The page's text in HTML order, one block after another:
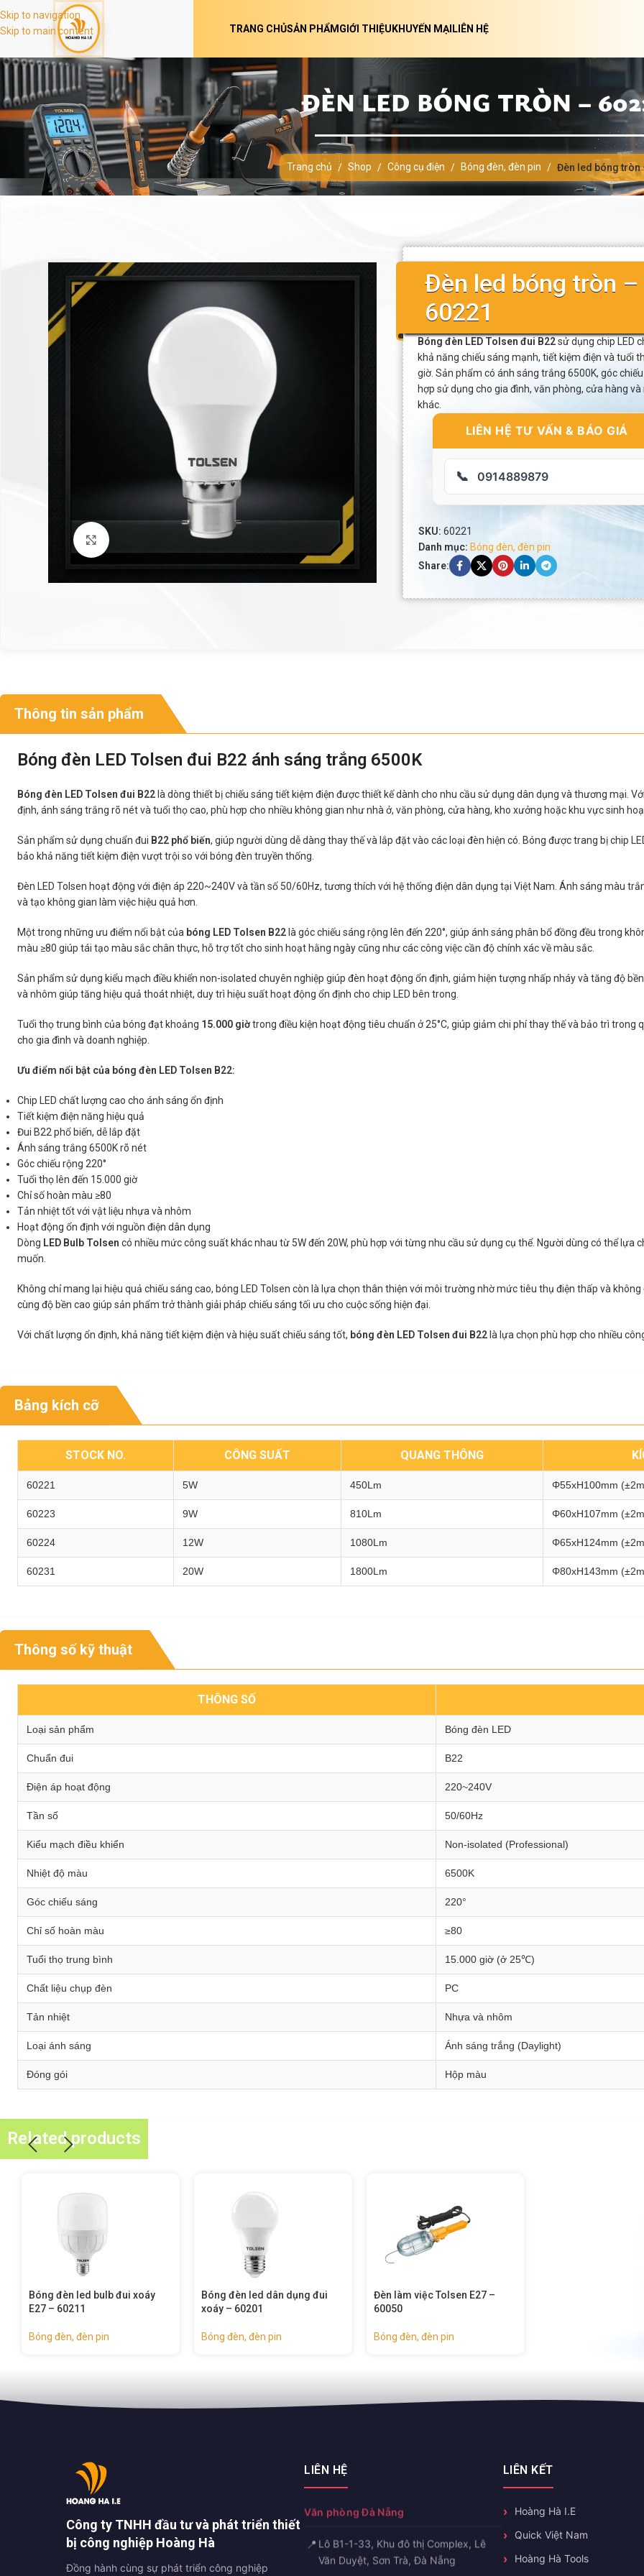
Skip to navigation
Skip to main content
TRANG CHỦSẢN PHẨMGIỚI THIỆUKHUYẾN MẠILIÊN HỆ
ĐÈN LED BÓNG TRÒN –
Trang chủ / Shop / Công cụ điện / Bóng đèn, đèn pin / Đèn led bóng tròn
Đèn led bóng tròn –
60221
Bóng đèn LED Tolsen đui B22sử dụng chip LED
khả năng chiếu sáng mạnh, tiết kiệm điện và tuổi
giờ. Sản phẩm có ánh sáng trắng 6500K, góc
hợp sử dụng cho gia đình, văn phòng, cửa hàng
khác.
LIÊN HỆ TƯ VẤN & BÁO GIÁ
📞 0914889879
SKU: 60221
Danh mục: Bóng đèn, đèn pin
Share:
Thông tin sản phẩm
Bóng đèn LED Tolsen đui B22 ánh sáng trắng 6500K
Bóng đèn LED Tolsen đui B22 là dòng thiết bị chiếu sáng tiết kiệm điện được thiết kế dành cho nhu cầu sử dụng dân dụng và thương mại.
định, ánh sáng trắng rõ nét và tuổi thọ cao, phù hợp cho nhiều không gian như nhà ở, văn phòng, cửa hàng, kho xưởng hoặc khu vực sinh
Sản phẩm sử dụng chuẩn đui B22 phổ biến, giúp người dùng dễ dàng thay thế và lắp đặt vào các loại đèn hiện có. Bóng được trang bị chip
bảo khả năng tiết kiệm điện vượt trội so với bóng đèn truyền thống.
Đèn LED Tolsen hoạt động với điện áp 220~240V và tần số 50/60Hz, tương thích với hệ thống điện dân dụng tại Việt Nam. Ánh sáng màu
và tạo không gian làm việc hiệu quả hơn.
Một trong những ưu điểm nổi bật của bóng LED Tolsen B22 là góc chiếu sáng rộng lên đến 220°, giúp ánh sáng phân bổ đồng đều trong
màu ≥80 giúp tái tạo màu sắc chân thực, hỗ trợ tốt cho sinh hoạt hằng ngày cũng như các công việc cần độ chính xác về màu sắc.
Sản phẩm sử dụng kiểu mạch điều khiển non-isolated chuyên nghiệp giúp đèn hoạt động ổn định, giảm hiện tượng nhấp nháy và tăng độ
và nhôm giúp tăng hiệu quả thoát nhiệt, duy trì hiệu suất hoạt động ổn định cho chip LED bên trong.
Tuổi thọ trung bình của bóng đạt khoảng 15.000 giờtrong điều kiện hoạt động tiêu chuẩn ở 25°C, giúp giảm chi phí thay thế và bảo trì trong
cho gia đình và doanh nghiệp.
Ưu điểm nổi bật của bóng đèn LED Tolsen B22:
Chip LED chất lượng cao cho ánh sáng ổn định
Tiết kiệm điện năng hiệu quả
Đui B22 phổ biến, dễ lắp đặt
Ánh sáng trắng 6500K rõ nét
Góc chiếu rộng 220°
Tuổi thọ lên đến 15.000 giờ
Chỉ số hoàn màu ≥80
Tản nhiệt tốt với vật liệu nhựa và nhôm
Hoạt động ổn định với nguồn điện dân dụng
Dòng LED Bulb Tolsen có nhiều mức công suất khác nhau từ 5W đến 20W, phù hợp với từng nhu cầu sử dụng cụ thể. Người dùng có thể
muốn.
Không chỉ mang lại hiệu quả chiếu sáng cao, bóng LED Tolsen còn là lựa chọn thân thiện với môi trường nhờ mức tiêu thụ điện thấp và
cùng độ bền cao giúp sản phẩm trở thành giải pháp chiếu sáng tối ưu cho cuộc sống hiện đại.
Với chất lượng ổn định, khả năng tiết kiệm điện và hiệu suất chiếu sáng tốt, bóng đèn LED Tolsen đui B22 là lựa chọn phù hợp cho nhiều
Bảng kích cỡ
STOCK NO. CÔNG SUẤT QUANG THÔNG
60221 5W 450Lm Φ55xH100mm
60223 9W 810Lm Φ60xH107mm
60224 12W 1080Lm Φ65xH124mm
60231 20W 1800Lm Φ80xH143mm
Thông số kỹ thuật
THÔNG SỐ
Loại sản phẩm Bóng đèn LED
Chuẩn đui B22
Điện áp hoạt động 220~240V
Tần số 50/60Hz
Kiểu mạch điều khiển Non-isolated (Professional)
Nhiệt độ màu 6500K
Góc chiếu sáng 220°
Chỉ số hoàn màu ≥80
Tuổi thọ trung bình 15.000 giờ (ở 25℃)
Chất liệu chụp đèn PC
Tản nhiệt Nhựa và nhôm
Loại ánh sáng Ánh sáng trắng (Daylight)
Đóng gói Hộp màu
Related products
Bóng đèn led dân dụng đui
xoáy – 60201
Bóng đèn, đèn pin
Đèn làm việc Tolsen E27 –
60050
Bóng đèn, đèn pin
Đèn làm việc cầm tay, có thể
sạc – 60018
Bóng đèn, đèn pin
Công ty TNHH đầu tư và phát triển thiết
bị công nghiệp Hoàng Hà
Đồng hành cùng sự phát triển công nghiệp
LIÊN HỆ
Văn phòng Đà Nẵng
📍 Lô B1-1-33, Khu đô thị Complex, Lê
Văn Duyệt, Sơn Trà, Đà Nẵng
LIÊN KẾT
Hoàng Hà I.E
Quick Việt Nam
Hoàng Hà Tools